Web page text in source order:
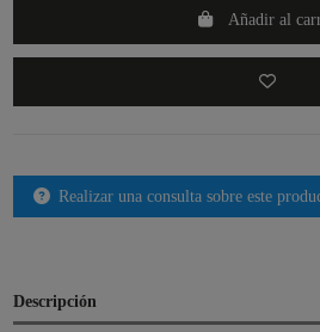
Añadir al
Realizar una consulta sobre este
Descripción